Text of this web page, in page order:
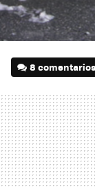
8 comentarios